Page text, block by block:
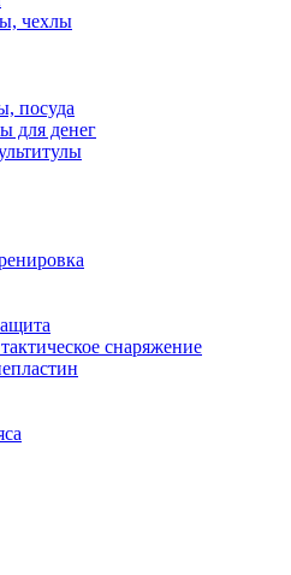
чехлы
посуда
для денег
снаряжение